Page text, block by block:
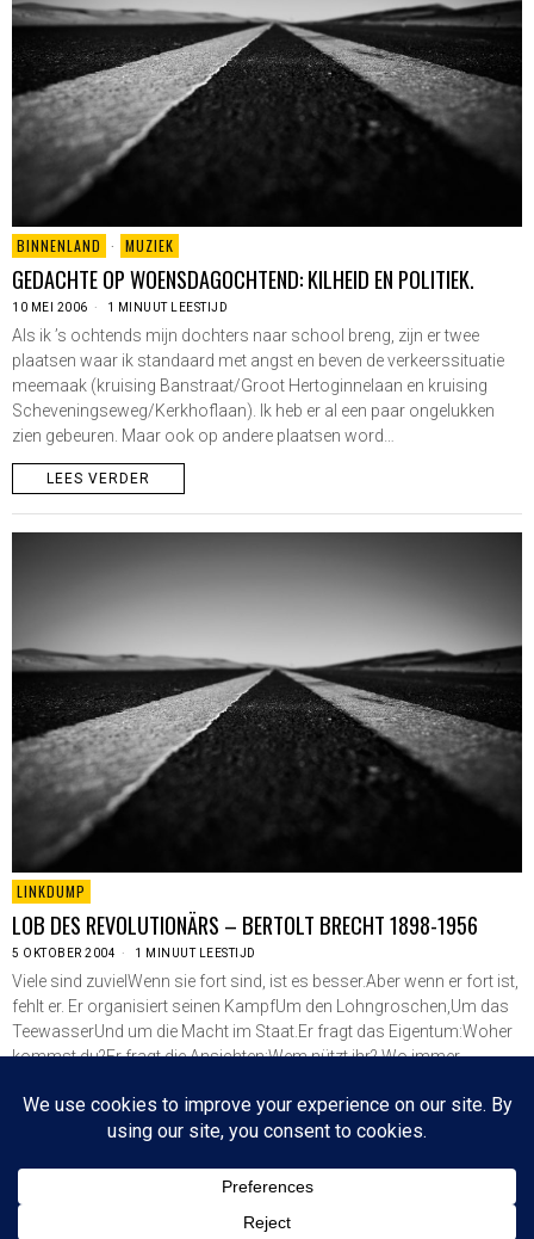
BINNENLAND · MUZIEK
GEDACHTE OP WOENSDAGOCHTEND: KILHEID EN POLITIEK.
10 MEI 2006 1 MINUUT LEESTIJD
Als ik ’s ochtends mijn dochters naar school breng, zijn er twee
plaatsen waar ik standaard met angst en beven de verkeerssituatie
meemaak (kruising Banstraat/Groot Hertoginnelaan en kruising
Scheveningseweg/Kerkhoflaan). Ik heb er al een paar ongelukken
zien gebeuren. Maar ook op andere plaatsen word…
LEES VERDER
LINKDUMP
LOB DES REVOLUTIONÄRS – BERTOLT BRECHT 1898-1956
5 OKTOBER 2004 1 MINUUT LEESTIJD
Viele sind zuvielWenn sie fort sind, ist es besser.Aber wenn er fort ist,
fehlt er. Er organisiert seinen KampfUm den Lohngroschen,Um das
TeewasserUnd um die Macht im Staat.Er fragt das Eigentum:Woher
kommst du?Er fragt die Ansichten:Wem nützt ihr? Wo immer
LEES VERDER
Since 2003 © All Rights Reserved | Foto's Robbert Baruch tenzij anders vermeld